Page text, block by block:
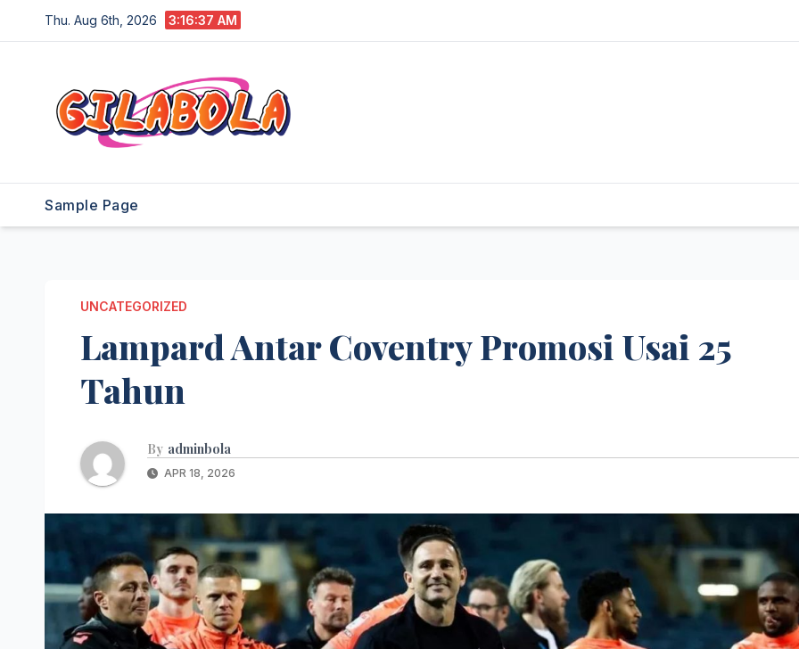
to
Thu. Aug 6th, 2026 3:16:38 AM
Sample Page
UNCATEGORIZED
Lampard Antar Coventry Promosi Usai 25
Tahun
By adminbola
APR 18, 2026